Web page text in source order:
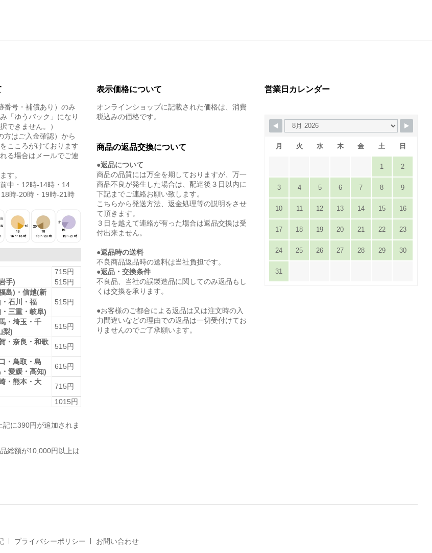
番号・補償あり）のみ
「ゆうパック」になり
できません。）
方はご入金確認）から
こころがけております
る場合はメールでご連
す。
中・12時-14時・14
時-20時・19時-21時
715円
手)
515円
島)・信越(新
石川・福
三重・岐阜)
515円
・埼玉・千
梨)
515円
・奈良・和歌
515円
・鳥取・島
愛媛・高知)
615円
・熊本・大
715円
1015円
記に390円が追加されま
総額が10,000円以上は
表示価格について
オンラインショップに記載された価格は、消費
税込みの価格です。
商品の返品交換について
●返品について
商品の品質には万全を期しておりますが、万一
商品不良が発生した場合は、配達後３日以内に
下記までご連絡お願い致します。
こちらから発送方法、返金処理等の説明をさせ
て頂きます。
３日を越えて連絡が有った場合は返品交換は受
付出来ません。
●返品時の送料
不良商品返品時の送料は当社負担です。
●返品・交換条件
不良品、当社の誤製造品に関してのみ返品もし
くは交換を承ります。
●お客様のご都合による返品は又は注文時の入
力間違いなどの理由での返品は一切受付けてお
りませんのでご了承願います。
営業日カレンダー
月 火 水 木 金 土 日
1 2
3 4 5 6 7 8 9
10 11 12 13 14 15 16
17 18 19 20 21 22 23
24 25 26 27 28 29 30
31
プライバシーポリシー お問い合わせ